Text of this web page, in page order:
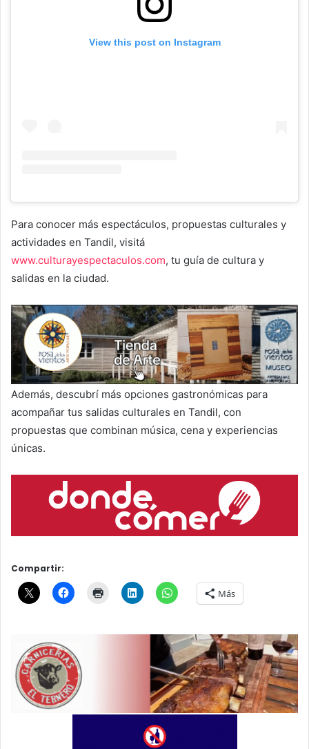
View this post on Instagram
Para conocer más espectáculos, propuestas culturales y
actividades en Tandil, visitá
www.culturayespectaculos.com, tu guía de cultura y
salidas en la ciudad.
Además, descubrí más opciones gastronómicas para
acompañar tus salidas culturales en Tandil, con
propuestas que combinan música, cena y experiencias
únicas.
Compartir:
Más